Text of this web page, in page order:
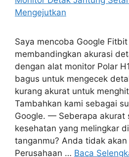
Saya mencoba Google
membandingkan akurasi
dengan alat monitor Polar
bagus untuk mengecek
kurang akurat untuk
Tambahkan kami sebagai
Google. — Seberapa akurat
kesehatan yang melingkar
tanganmu? Anda tidak
Perusahaan … Baca